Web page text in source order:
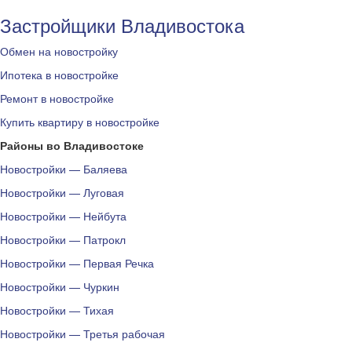
Застройщики Владивостока
Обмен на новостройку
Ипотека в новостройке
Ремонт в новостройке
Купить квартиру в новостройке
Районы во Владивостоке
Новостройки — Баляева
Новостройки — Луговая
Новостройки — Нейбута
Новостройки — Патрокл
Новостройки — Первая Речка
Новостройки — Чуркин
Новостройки — Тихая
Новостройки — Третья рабочая